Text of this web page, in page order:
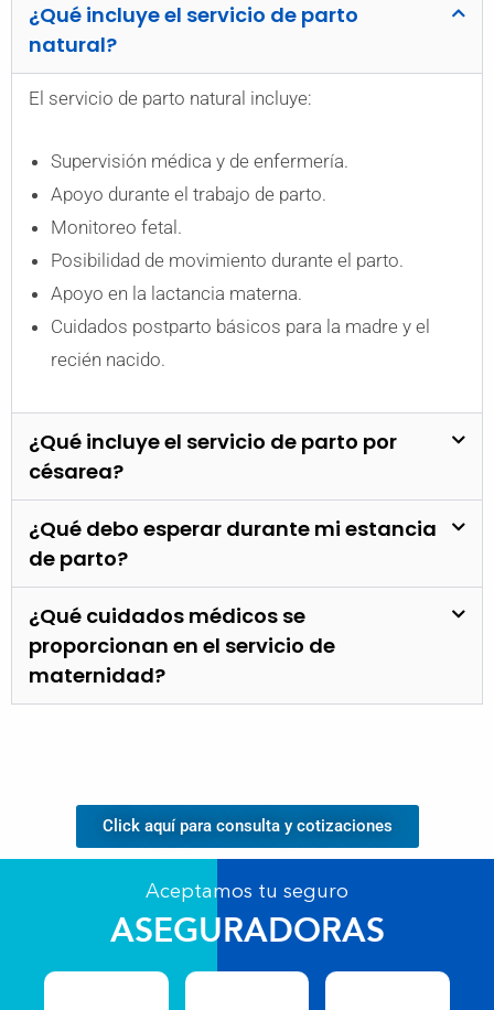
¿Qué incluye el servicio de parto
natural?
El servicio de parto natural incluye:
Supervisión médica y de enfermería.
Apoyo durante el trabajo de parto.
Monitoreo fetal.
Posibilidad de movimiento durante el parto.
Apoyo en la lactancia materna.
Cuidados postparto básicos para la madre y el
recién nacido.
¿Qué incluye el servicio de parto por
césarea?
¿Qué debo esperar durante mi estancia
de parto?
¿Qué cuidados médicos se
proporcionan en el servicio de
maternidad?
Click aquí para consulta y cotizaciones
Aceptamos tu seguro
ASEGURADORAS